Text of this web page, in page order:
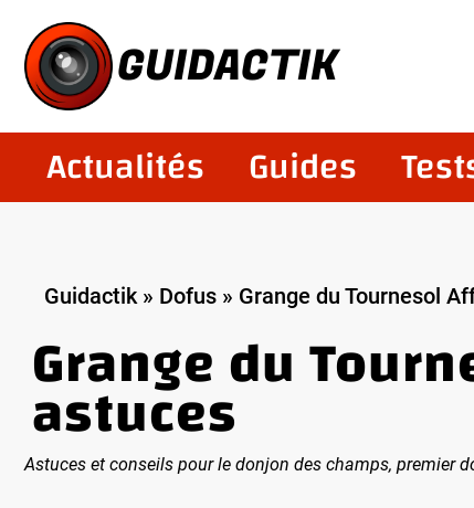
contenu
GUIDACTIK
Actualités Guides
Guidactik» Dofus » Grange du Tournesol
Grange du
astuces
Astuces et conseils pour le donjon des champs, premier